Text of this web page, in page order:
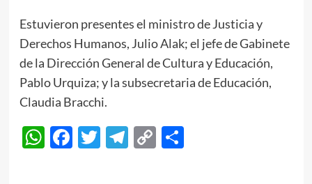
Estuvieron presentes el ministro de Justicia y
Derechos Humanos, Julio Alak; el jefe de Gabinete
de la Dirección General de Cultura y Educación,
Pablo Urquiza; y la subsecretaria de Educación,
Claudia Bracchi.
WhatsApp
Facebook
Twitter
Telegram
CopyCompartir